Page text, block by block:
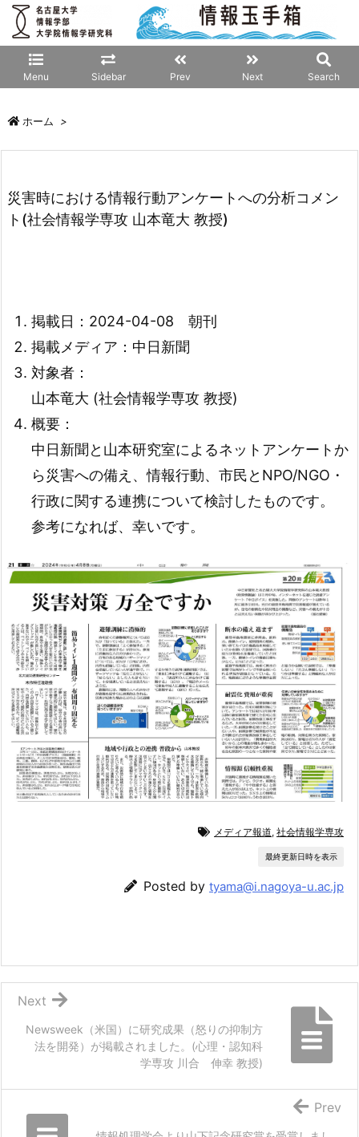
Menu Sidebar Prev Next Search
ホーム >
災害時における情報行動アンケートへの分析コメン
ト(社会情報学専攻 山本竜大 教授)
掲載日：2024-04-08 朝刊
掲載メディア：中日新聞
対象者：
山本竜大 (社会情報学専攻 教授)
概要：
中日新聞と山本研究室によるネットアンケートか
ら災害への備え、情報行動、市民とNPO/NGO・
行政に関する連携について検討したものです。
参考になれば、幸いです。
メディア報道, 社会情報学専攻
最終更新日時を表示
Posted by tyama@i.nagoya-u.ac.jp
Newsweek（米国）に研究成果（怒りの抑制方
法を開発）が掲載されました。(心理・認知科
学専攻 川合 伸幸 教授)
Next
Prev